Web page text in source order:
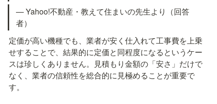
— Yahoo!不動産・教えて住まいの先生より（回答
者）
定価が高い機種でも、業者が安く仕入れて工事費を上乗
せすることで、結果的に定価と同程度になるというケー
スは珍しくありません。見積もり金額の「安さ」だけで
なく、業者の信頼性を総合的に見極めることが重要で
す。